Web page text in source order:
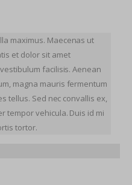
maximus. Maecenas ut
et dolor sit amet
facilisis. Aenean
magna mauris fermentum
tellus. Sed nec convallis ex,
tempor vehicula. Duis id mi
tortor.